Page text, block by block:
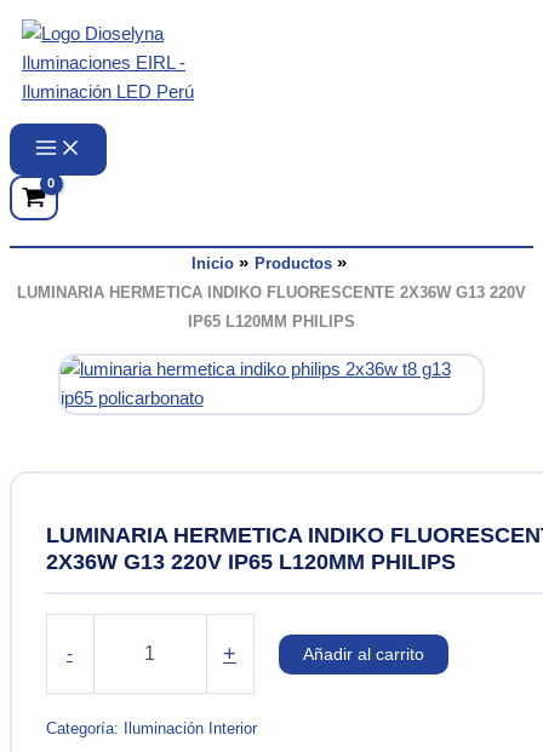
contenido
Inicio
Productos
LUMINARIA HERMETICA INDIKO FLUORESCENTE 2X36W G13 220V
IP65 L120MM PHILIPS
LUMINARIA HERMETICA INDIKO
2X36W G13 220V IP65 L120MM PHILIPS
-
FLUORESCENTE
2X36W
+ Añadir al carrito
Categoría: Iluminación Interior